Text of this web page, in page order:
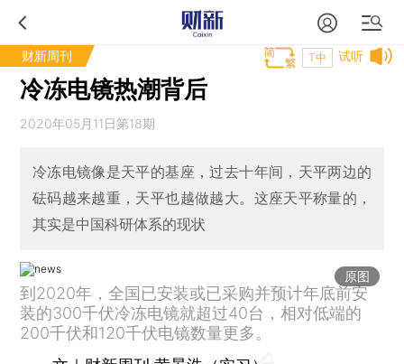
财新周刊 试听
T中
冷冻电镜热潮背后
2020年05月11日第18期
冷冻电镜像是天平的基座，过去十年间，天平两边的
砝码越来越重，天平也越做越大。这座天平称量的，
其实是中国科研体系的现状
原图
到2020年，全国已安装或已采购并预计年底前安
装的300千伏冷冻电镜就超过40台，相对低端的
200千伏和120千伏电镜数量更多。